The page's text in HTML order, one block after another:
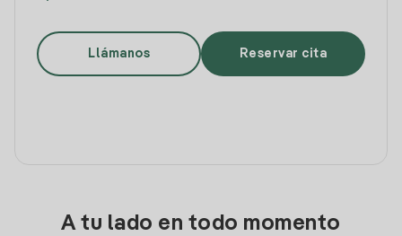
Llámanos Reservar cita
A tu lado en todo momento